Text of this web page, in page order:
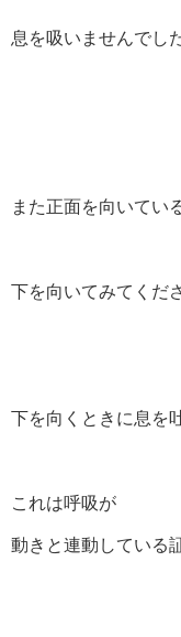
息を吸いませんでし
また正面を向いてい
下を向いてみてくだ
下を向くときに息を
これは呼吸が
動きと連動している